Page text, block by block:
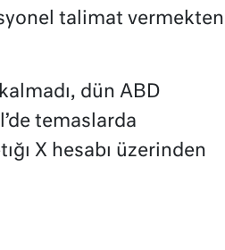
talimat vermekten
dün ABD
temaslarda
X hesabı üzerinden